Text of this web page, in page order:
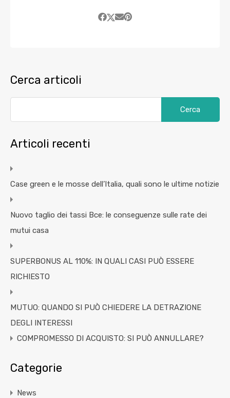
Cerca articoli
Articoli recenti
Case green e le mosse dell’Italia, quali sono le ultime notizie
Nuovo taglio dei tassi Bce: le conseguenze sulle rate dei
mutui casa
SUPERBONUS AL 110%: IN QUALI CASI PUÒ ESSERE
RICHIESTO
MUTUO: QUANDO SI PUÒ CHIEDERE LA DETRAZIONE
DEGLI INTERESSI
COMPROMESSO DI ACQUISTO: SI PUÒ ANNULLARE?
Categorie
News